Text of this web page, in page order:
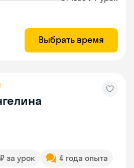
Выбрать время
за урок 4 года опыта